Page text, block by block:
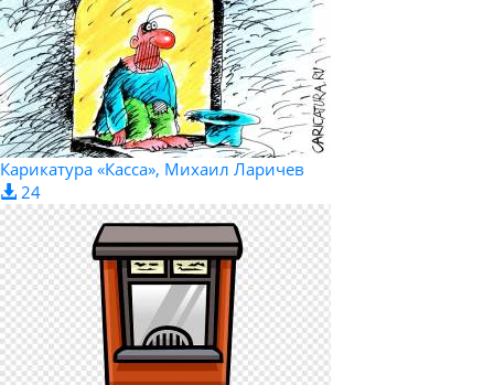
Карикатура «Касса», Михаил Ларичев
24